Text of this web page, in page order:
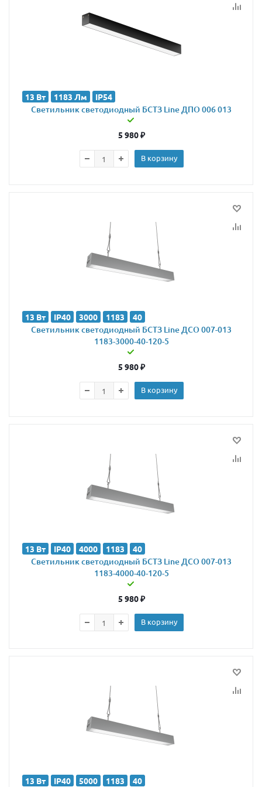
13 Вт 1183 Лм IP54
Светильник светодиодный БСТЗ Line ДПО 006 013
5 980₽
В корзину
13 Вт IP40 3000 1183 40
Светильник светодиодный БСТЗ Line ДСО 007-013
1183-3000-40-120-5
5 980₽
В корзину
13 Вт IP40 4000 1183 40
Светильник светодиодный БСТЗ Line ДСО 007-013
1183-4000-40-120-5
5 980₽
В корзину
13 Вт IP40 5000 1183 40